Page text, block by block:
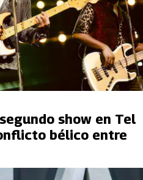
show en Tel
bélico entre